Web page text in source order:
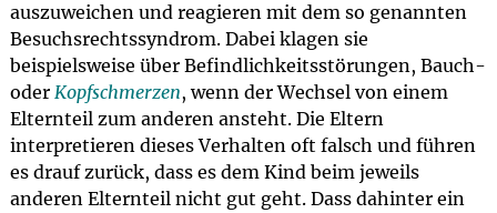
auszuweichen und reagieren mit dem so genannten
Besuchsrechtssyndrom. Dabei klagen sie
beispielsweise über Befindlichkeitsstörungen, Bauch-
oder Kopfschmerzen, wenn der Wechsel von einem
Elternteil zum anderen ansteht. Die Eltern
interpretieren dieses Verhalten oft falsch und führen
es drauf zurück, dass es dem Kind beim jeweils
anderen Elternteil nicht gut geht. Dass dahinter ein